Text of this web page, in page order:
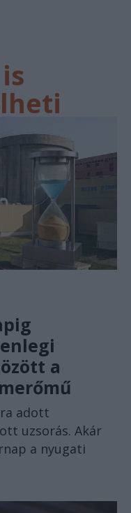
a
adott
uzsorás. Akár
a nyugati